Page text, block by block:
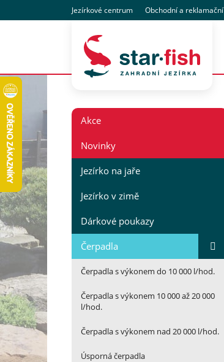
Jezírkové centrum Obchodnía reklamační
Akce
Novinky
Jezírko na jaře
Jezírko v zimě
Dárkové poukazy
Čerpadla
Čerpadla s výkonem do 10 000 l/hod.
Čerpadla s výkonem 10 000 až 20 000
l/hod.
Čerpadla s výkonem nad 20 000 l/hod.
Úsporná čerpadla